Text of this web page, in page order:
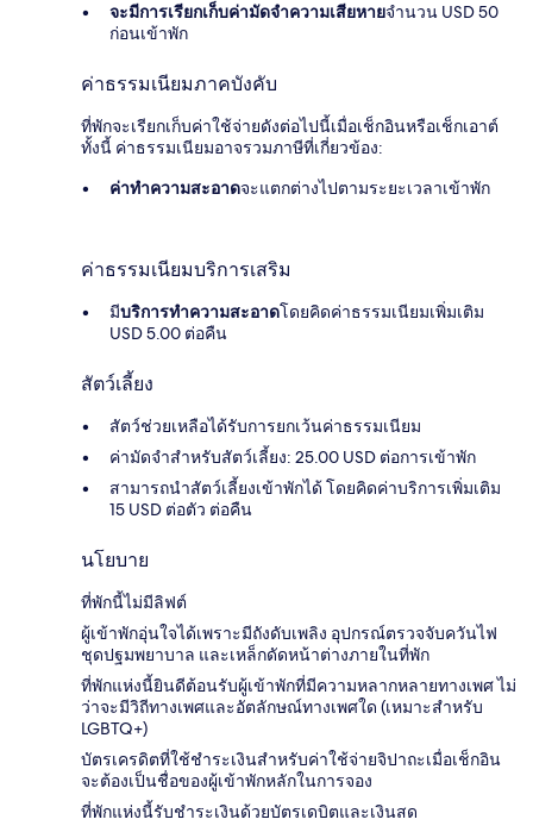
จะมีการเรียกเก็บค่ามัดจำความเสียหายจำนวน USD 50
ก่อนเข้าพัก
ค่าธรรมเนียมภาคบังคับ
ที่พักจะเรียกเก็บค่าใช้จ่ายดังต่อไปนี้เมื่อเช็กอินหรือเช็กเอาต์
ทั้งนี้ ค่าธรรมเนียมอาจรวมภาษีที่เกี่ยวข้อง:
ค่าทำความสะอาดจะแตกต่างไปตามระยะเวลาเข้าพัก
ค่าธรรมเนียมบริการเสริม
มีบริการทำความสะอาดโดยคิดค่าธรรมเนียมเพิ่มเติม
USD 5.00 ต่อคืน
สัตว์เลี้ยง
สัตว์ช่วยเหลือได้รับการยกเว้นค่าธรรมเนียม
ค่ามัดจำสำหรับสัตว์เลี้ยง: 25.00 USD ต่อการเข้าพัก
สามารถนำสัตว์เลี้ยงเข้าพักได้ โดยคิดค่าบริการเพิ่มเติม
15 USD ต่อตัว ต่อคืน
นโยบาย
ที่พักนี้ไม่มีลิฟต์
ผู้เข้าพักอุ่นใจได้เพราะมีถังดับเพลิง อุปกรณ์ตรวจจับควันไฟ
ชุดปฐมพยาบาล และเหล็กดัดหน้าต่างภายในที่พัก
ที่พักแห่งนี้ยินดีต้อนรับผู้เข้าพักที่มีความหลากหลายทางเพศ ไม่
ว่าจะมีวิถีทางเพศและอัตลักษณ์ทางเพศใด (เหมาะสำหรับ
LGBTQ+)
บัตรเครดิตที่ใช้ชำระเงินสำหรับค่าใช้จ่ายจิปาถะเมื่อเช็กอิน
จะต้องเป็นชื่อของผู้เข้าพักหลักในการจอง
ที่พักแห่งนี้รับชำระเงินด้วยบัตรเดบิตและเงินสด